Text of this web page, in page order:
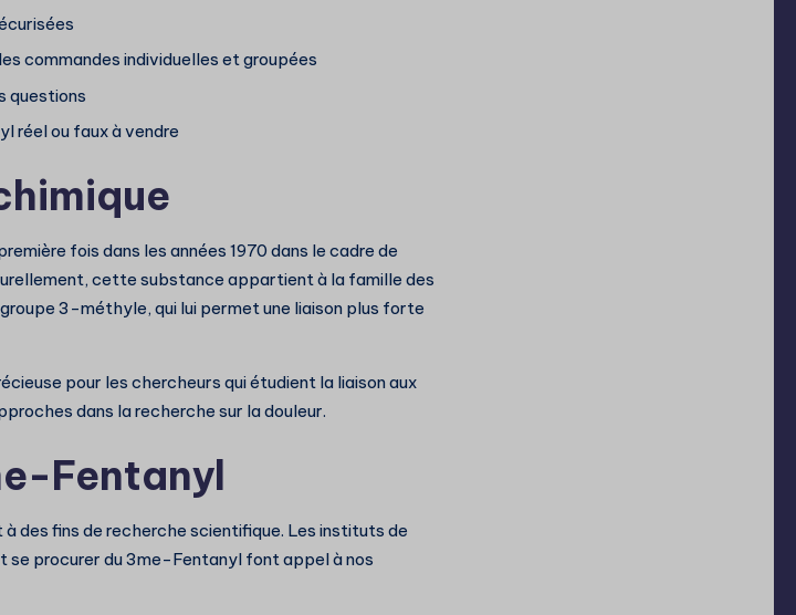
commandes individuelles et groupées
questions
réel ou faux à vendre
fois dans les années 1970 dans le cadre de
cette substance appartient à la famille des
3-méthyle, qui lui permet une liaison plus forte
pour les chercheurs qui étudient la liaison aux
dans la recherche sur la douleur.
Fentanyl
des fins de recherche scientifique. Les instituts de
se procurer du 3me-Fentanyl font appel à nos